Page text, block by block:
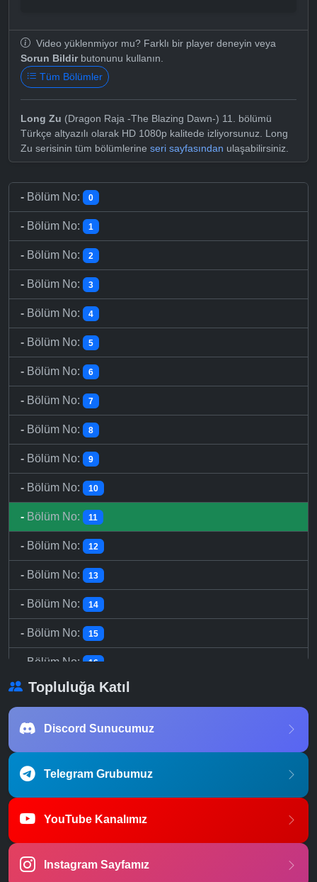
Video yüklenmiyor mu? Farklı bir player deneyin veya
Sorun Bildirbutonunu kullanın.
Tüm Bölümler
Long Zu (Dragon Raja -The Blazing Dawn-) 11. bölümü
Türkçe altyazılı olarak HD 1080p kalitede izliyorsunuz. Long
Zu serisinin tüm bölümlerine seri sayfasından ulaşabilirsiniz.
- Bölüm No: 0
- Bölüm No: 1
- Bölüm No: 2
- Bölüm No: 3
- Bölüm No: 4
- Bölüm No: 5
- Bölüm No: 6
- Bölüm No: 7
- Bölüm No: 8
- Bölüm No: 9
- Bölüm No: 10
- Bölüm No: 11
- Bölüm No: 12
- Bölüm No: 13
- Bölüm No: 14
- Bölüm No: 15
Bölüm No: 16
Topluluğa Katıl
Discord Sunucumuz
Telegram Grubumuz
YouTube Kanalımız
Instagram Sayfamız